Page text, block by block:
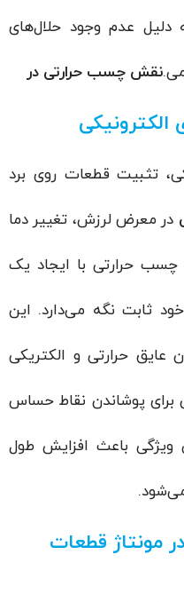
عدم وجود حلال‌های
نقش چسب حرارتی در
تثبیت قطعات روی برد
در معرض لرزش، تغییر دما
چسب حرارتی با ایجاد یک
ثابت نگه می‌دارد. این
حرارتی و الکتریکی
برای پوشاندن نقاط حساس
ویژگی باعث افزایش طول
مونتاژ قطعات